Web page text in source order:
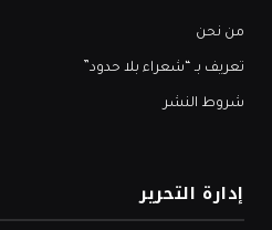
من نحن
تعريف بـ “شعراء بلا حدود”
شروط النشر
إدارة التحرير